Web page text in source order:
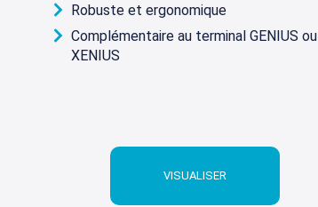
Robuste et ergonomique
Complémentaire au terminal GENIUS ou
XENIUS
VISUALISER